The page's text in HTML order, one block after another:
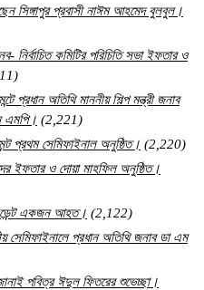
সিঙ্গাপুর প্রবাসী নাঈম আহমেদ বুলবুল।
নির্বাচিত কমিটির পরিচিতি সভা ইফতার ও
প্রধান অতিথি মাননীয় শিল্প মন্ত্রী জনাব
এমপি। (2,221)
প্রথম সেমিফাইনাল অনুষ্ঠিত। (2,220)
ইফতার ও দোয়া মাহফিল অনুষ্ঠিত।
একজন আহত। (2,122)
সেমিফাইনালে প্রধান অতিথি জনাব ডা এম
পবিত্র ঈদুল ফিতরের শুভেচ্ছা।